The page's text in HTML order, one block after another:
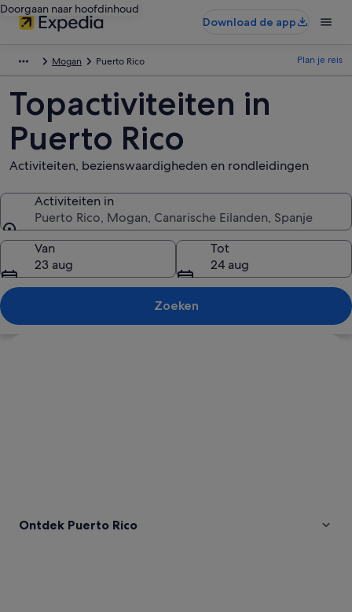
Doorgaan naar hoofdinhoud
Download de app
Mogan Puerto Rico Plan je reis
Topactiviteiten in
Puerto Rico
Activiteiten, bezienswaardigheden en rondleidingen
Activiteiten in
Puerto Rico, Mogan, Canarische Eilanden, Spanje
Activiteiten in
Van
23 aug
Tot
24 aug
Zoeken
Ontdek Puerto Rico